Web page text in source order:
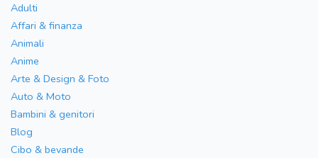
Adulti
Affari & finanza
Animali
Anime
Arte & Design & Foto
Auto & Moto
Bambini & genitori
Blog
Cibo & bevande